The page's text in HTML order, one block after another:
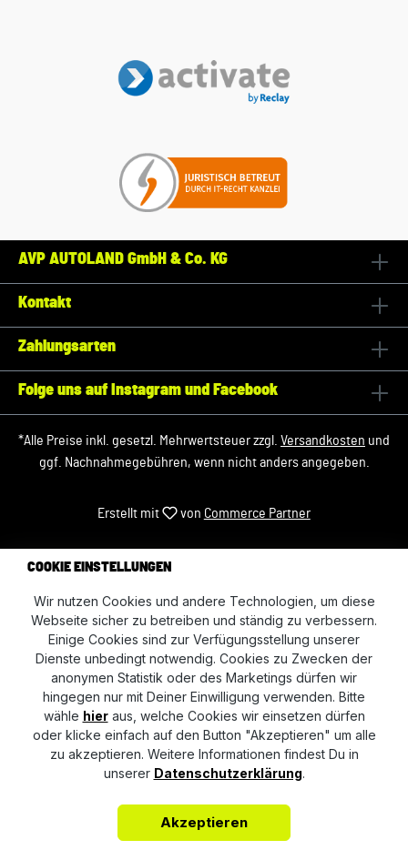
AVP AUTOLAND GmbH & Co. KG
Kontakt
Zahlungsarten
Folge uns auf Instagram und Facebook
*Alle Preise inkl. gesetzl. Mehrwertsteuer zzgl. Versandkosten und
ggf. Nachnahmegebühren, wenn nicht anders angegeben.
Erstellt mit von Commerce Partner
COOKIE EINSTELLUNGEN
Wir nutzen Cookies und andere Technologien, um diese
Webseite sicher zu betreiben und ständig zu verbessern.
Einige Cookies sind zur Verfügungsstellung unserer
Dienste unbedingt notwendig. Cookies zu Zwecken der
anonymen Statistik oder des Marketings dürfen wir
hingegen nur mit Deiner Einwilligung verwenden. Bitte
wähle hieraus, welche Cookies wir einsetzen dürfen
oder klicke einfach auf den Button "Akzeptieren" um alle
zu akzeptieren. Weitere Informationen findest Du in
unserer Datenschutzerklärung.
Akzeptieren